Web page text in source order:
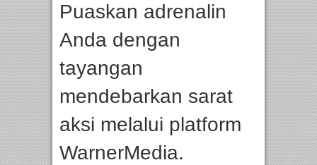
Puaskan adrenalin
Anda dengan
tayangan
mendebarkan sarat
aksi melalui platform
WarnerMedia.